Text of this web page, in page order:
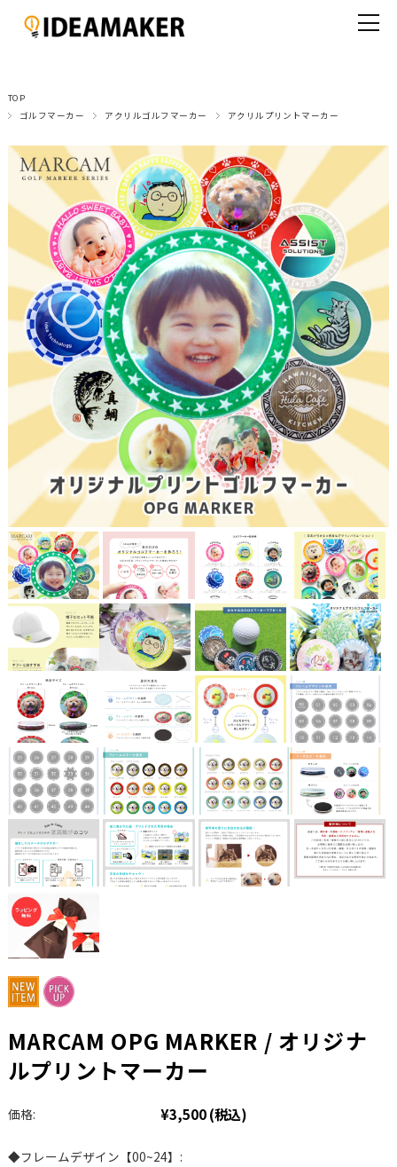
TOP
ゴルフマーカー
アクリルゴルフマーカー アクリルプリントマーカー
MARCAM OPG MARKER / オリジナ
ルプリントマーカー
価格: ¥3,500(税込)
◆フレームデザイン【00~24】: